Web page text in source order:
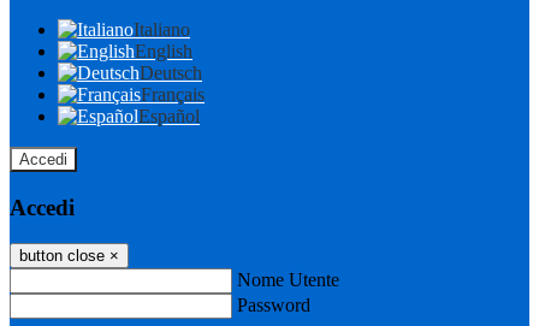
Italiano
English
Deutsch
Français
Español
Accedi
Accedi
button close ×
Nome Utente
Password